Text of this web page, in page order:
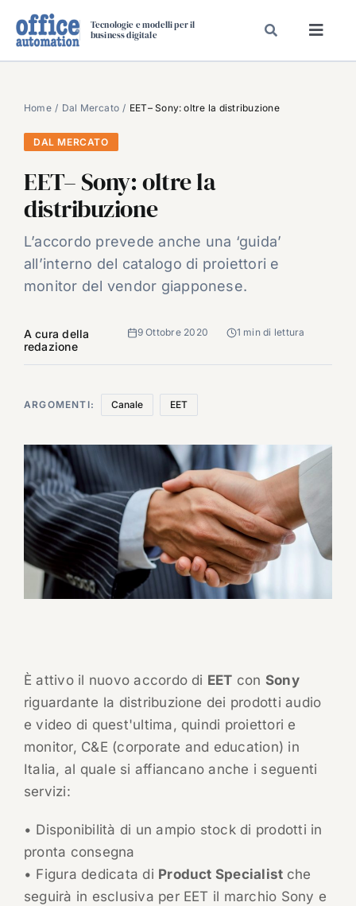
Tecnologie e modelli per il
business digitale
SPECIAL PAPER
TAVOLE ROTONDE DI REDAZIONE
CARRIERE
VIDEO
EVENTI
CHI SIAMO
Home Dal Mercato EET– Sony: oltre la distribuzione
DAL MERCATO
EET– Sony: oltre la
distribuzione
L’accordo prevede anche una ‘guida’
all’interno del catalogo di proiettori e
monitor del vendor giapponese.
A cura della
redazione
9 Ottobre 2020 1 min di lettura
ARGOMENTI: Canale EET
È attivo il nuovo accordo di EET con Sony
riguardante la distribuzione dei prodotti audio
e video di quest'ultima, quindi proiettori e
monitor, C&E (corporate and education) in
Italia, al quale si affiancano anche i seguenti
servizi:
• Disponibilità di un ampio stock di prodotti in
pronta consegna
• Figura dedicata di Product Specialist che
seguirà in esclusiva per EET il marchio Sony e